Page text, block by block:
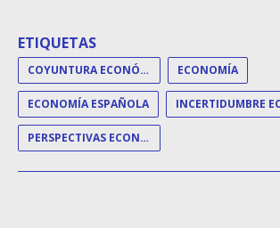
ETIQUETAS
COYUNTURA ECONÓMICA ECONOMÍA
ECONOMÍA ESPAÑOLA
PERSPECTIVAS ECONÓMICAS